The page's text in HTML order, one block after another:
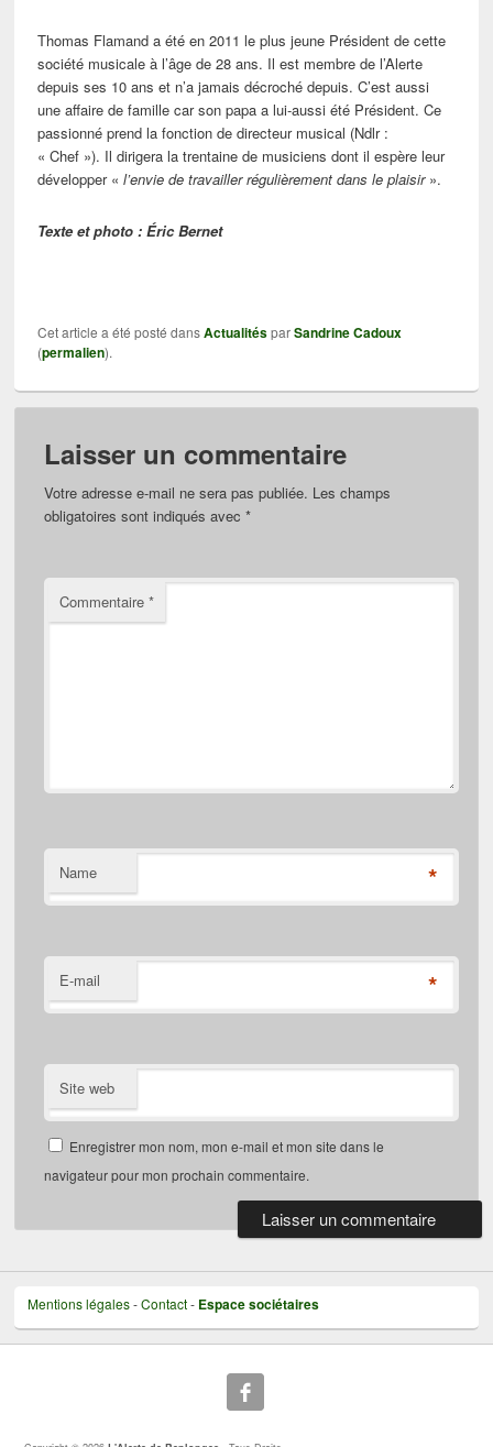
Thomas Flamand a été en 2011 le plus jeune Président de cette
société musicale à l’âge de 28 ans. Il est membre de l’Alerte
depuis ses 10 ans et n’a jamais décroché depuis. C’est aussi
une affaire de famille car son papa a lui-aussi été Président. Ce
passionné prend la fonction de directeur musical (Ndlr :
« Chef »). Il dirigera la trentaine de musiciens dont il espère leur
développer «l’envie de travailler régulièrement dans le plaisir».
Texte et photo : Éric Bernet
Cet article a été posté dansActualitésparSandrine Cadoux
(permalien).
Laisser un commentaire
Votre adresse e-mail ne sera pas publiée. Les champs
obligatoires sont indiqués avec*
Commentaire*
Name *
E-mail *
Site web
Enregistrer mon nom, mon e-mail et mon site dans le
navigateur pour mon prochain commentaire.
Mentions légales-Contact- Espace sociétaires